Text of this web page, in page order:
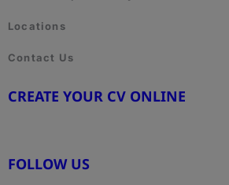
Locations
Contact Us
CREATE YOUR CV ONLINE
FOLLOW US